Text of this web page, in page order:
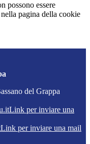
possono essere
pagina della cookie
del Grappa
Link per inviare una
Link per inviare una mail